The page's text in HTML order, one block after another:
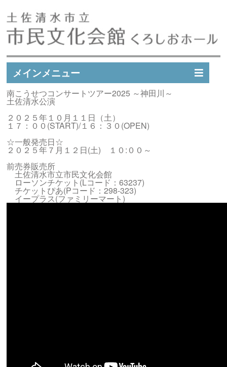
メインメニュー
イベントスケジュール
イベント実績
施設案内
市民文化会館会員募集
アクセス
お問い合わせ
南こうせつコンサートツアー2025 ～神田川～
土佐清水公演
２０２５年１０月１１日（土）
１７：００(START)/１６：３０(OPEN)
☆一般発売日☆
２０２５年７月１２日(土) １０:００～
前売券販売所
土佐清水市立市民文化会館
ローソンチケット(Lコード：63237)
チケットぴあ(Pコード：298-323)
イープラス(ファミリーマート)